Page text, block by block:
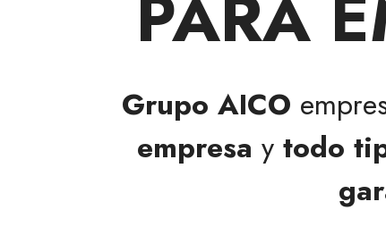
Grupo AICO
empresa y todo